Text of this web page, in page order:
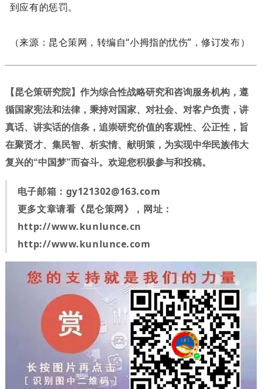
到应有的惩罚。
（来源：昆仑策网，转编自“小拇指的忧伤”，修订发布）
【昆仑策研究院】作为综合性战略研究和咨询服务机构，遵
循国家宪法和法律，秉持对国家、对社会、对客户负责，讲
真话、讲实话的信条，追崇研究价值的客观性、公正性，旨
在聚贤才、集民智、析实情、献明策，为实现中华民族伟大
复兴的“中国梦”而奋斗。欢迎您积极参与和投稿。
电子邮箱： gy121302@163.com
更多文章请看《昆仑策网》，网址：
http://www.kunlunce.cn
http://www.kunlunce.com